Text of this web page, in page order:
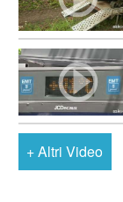
+Altri Video